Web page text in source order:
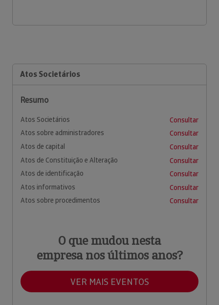
Atos Societários
Resumo
Atos Societários
Consultar
Atos sobre administradores
Consultar
Atos de capital
Consultar
Atos de Constituição e Alteração
Consultar
Atos de identificação
Consultar
Atos informativos
Consultar
Atos sobre procedimentos
Consultar
O que mudou nesta
empresa nos últimos anos?
VER MAIS EVENTOS